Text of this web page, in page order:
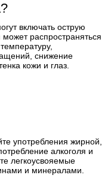
включать острую
распространяться
снижение
кожи и глаз.
употребления жирной,
алкоголя и
легкоусвояемые
и минералами.